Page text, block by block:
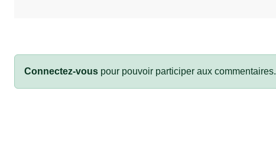
Connectez-vous pour pouvoir participer aux commentaires.